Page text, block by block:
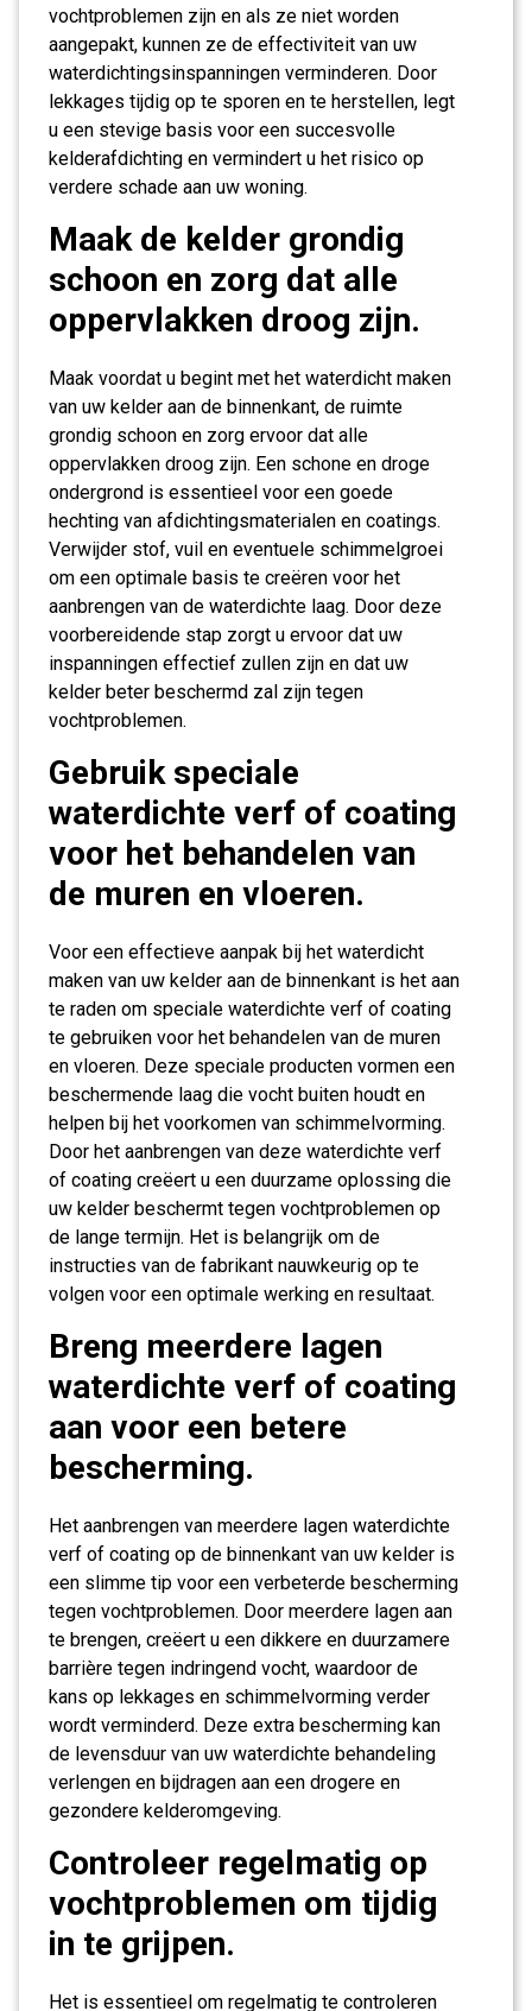
vochtproblemen zijn en als ze niet worden
aangepakt, kunnen ze de effectiviteit van uw
waterdichtingsinspanningen verminderen. Door
lekkages tijdig op te sporen en te herstellen, legt
u een stevige basis voor een succesvolle
kelderafdichting en vermindert u het risico op
verdere schade aan uw woning.
Maak de kelder grondig
schoon en zorg dat alle
oppervlakken droog zijn.
Maak voordat u begint met het waterdicht maken
van uw kelder aan de binnenkant, de ruimte
grondig schoon en zorg ervoor dat alle
oppervlakken droog zijn. Een schone en droge
ondergrond is essentieel voor een goede
hechting van afdichtingsmaterialen en coatings.
Verwijder stof, vuil en eventuele schimmelgroei
om een optimale basis te creëren voor het
aanbrengen van de waterdichte laag. Door deze
voorbereidende stap zorgt u ervoor dat uw
inspanningen effectief zullen zijn en dat uw
kelder beter beschermd zal zijn tegen
vochtproblemen.
Gebruik speciale
waterdichte verf of coating
voor het behandelen van
de muren en vloeren.
Voor een effectieve aanpak bij het waterdicht
maken van uw kelder aan de binnenkant is het aan
te raden om speciale waterdichte verf of coating
te gebruiken voor het behandelen van de muren
en vloeren. Deze speciale producten vormen een
beschermende laag die vocht buiten houdt en
helpen bij het voorkomen van schimmelvorming.
Door het aanbrengen van deze waterdichte verf
of coating creëert u een duurzame oplossing die
uw kelder beschermt tegen vochtproblemen op
de lange termijn. Het is belangrijk om de
instructies van de fabrikant nauwkeurig op te
volgen voor een optimale werking en resultaat.
Breng meerdere lagen
waterdichte verf of coating
aan voor een betere
bescherming.
Het aanbrengen van meerdere lagen waterdichte
verf of coating op de binnenkant van uw kelder is
een slimme tip voor een verbeterde bescherming
tegen vochtproblemen. Door meerdere lagen aan
te brengen, creëert u een dikkere en duurzamere
barrière tegen indringend vocht, waardoor de
kans op lekkages en schimmelvorming verder
wordt verminderd. Deze extra bescherming kan
de levensduur van uw waterdichte behandeling
verlengen en bijdragen aan een drogere en
gezondere kelderomgeving.
Controleer regelmatig op
vochtproblemen om tijdig
in te grijpen.
Het is essentieel om regelmatig te controleren